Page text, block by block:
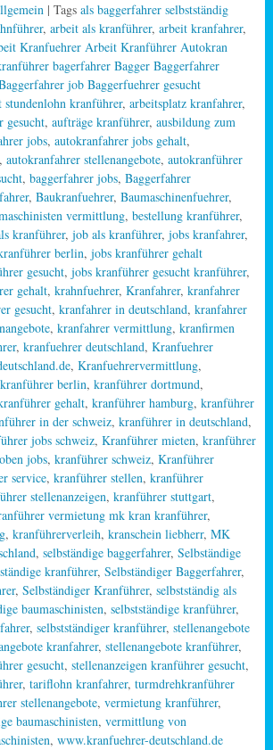
| Tags als baggerfahrer selbstständig
, arbeit als kranführer, arbeit kranfahrer,
Kranfuehrer Arbeit Kranführer Autokran
bagerfahrer Bagger Baggerfahrer
job Baggerfuehrer gesucht
stundenlohn kranführer, arbeitsplatz kranfahrer,
gesucht, aufträge kranführer, ausbildung zum
jobs, autokranfahrer jobs gehalt,
autokranfahrer stellenangebote, autokranführer
, baggerfahrer jobs, Baggerfahrer
, Baukranfuehrer, Baumaschinenfuehrer,
vermittlung, bestellung kranführer,
kranführer, job als kranführer, jobs kranfahrer,
berlin, jobs kranführer gehalt
gesucht, jobs kranführer gesucht kranführer,
gehalt, krahnfuehrer, Kranfahrer, kranfahrer
gesucht, kranfahrer in deutschland, kranfahrer
, kranfahrer vermittlung, kranfirmen
, kranfuehrer deutschland, Kranfuehrer
, Kranfuehrervermittlung,
kranführer berlin, kranführer dortmund,
gehalt, kranführer hamburg, kranführer
in der schweiz, kranführer in deutschland,
jobs schweiz, Kranführer mieten, kranführer
jobs, kranführer schweiz, Kranführer
service, kranführer stellen, kranführer
stellenanzeigen, kranführer stuttgart,
vermietung mk kran kranführer,
, kranführerverleih, kranschein liebherr, MK
, selbständige baggerfahrer, Selbständige
kranführer, Selbständiger Baggerfahrer,
, Selbständiger Kranführer, selbstständig als
baumaschinisten, selbstständige kranführer,
, selbstständiger kranführer, stellenangebote
kranfahrer, stellenangebote kranführer,
gesucht, stellenanzeigen kranführer gesucht,
, tariflohn kranfahrer, turmdrehkranführer
stellenangebote, vermietung kranführer,
baumaschinisten, vermittlung von
, www.kranfuehrer-deutschland.de